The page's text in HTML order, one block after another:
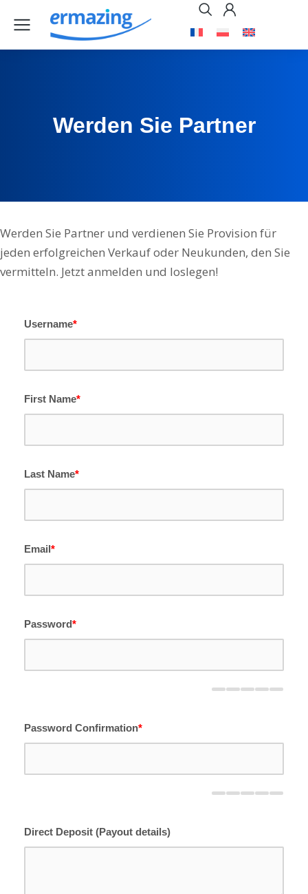
Werden Sie Partner
Werden Sie Partner und verdienen Sie Provision für
jeden erfolgreichen Verkauf oder Neukunden, den Sie
vermitteln. Jetzt anmelden und loslegen!
Username*
First Name*
Last Name*
Email*
Password*
Password Confirmation*
Direct Deposit (Payout details)